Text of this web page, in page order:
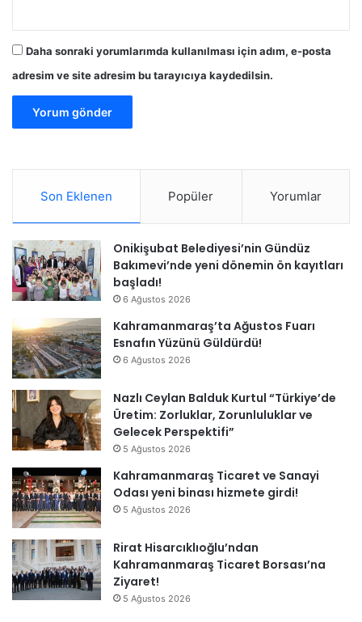
Daha sonraki yorumlarımda kullanılması için adım, e-posta
adresim ve site adresim bu tarayıcıya kaydedilsin.
Son Eklenen Popüler Yorumlar
Onikişubat Belediyesi’nin Gündüz
Bakımevi’nde yeni dönemin ön kayıtları
başladı!
6 Ağustos 2026
Kahramanmaraş’ta Ağustos Fuarı
Esnafın Yüzünü Güldürdü!
6 Ağustos 2026
Nazlı Ceylan Balduk Kurtul “Türkiye’de
Üretim: Zorluklar, Zorunluluklar ve
Gelecek Perspektifi”
5 Ağustos 2026
Kahramanmaraş Ticaret ve Sanayi
Odası yeni binası hizmete girdi!
5 Ağustos 2026
Rirat Hisarcıklıoğlu’ndan
Kahramanmaraş Ticaret Borsası’na
Ziyaret!
5 Ağustos 2026